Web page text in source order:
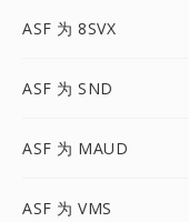
ASF 为 8SVX
ASF 为 SND
ASF 为 MAUD
ASF 为 VMS